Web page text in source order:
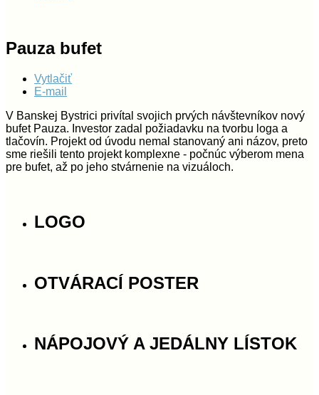
Pauza bufet
Vytlačiť
E-mail
V Banskej Bystrici privítal svojich prvých návštevníkov nový
bufet Pauza. Investor zadal požiadavku na tvorbu loga a
tlačovín. Projekt od úvodu nemal stanovaný ani názov, preto
sme riešili tento projekt komplexne - počnúc výberom mena
pre bufet, až po jeho stvárnenie na vizuáloch.
LOGO
OTVÁRACÍ POSTER
NÁPOJOVÝ A JEDÁLNY LÍSTOK